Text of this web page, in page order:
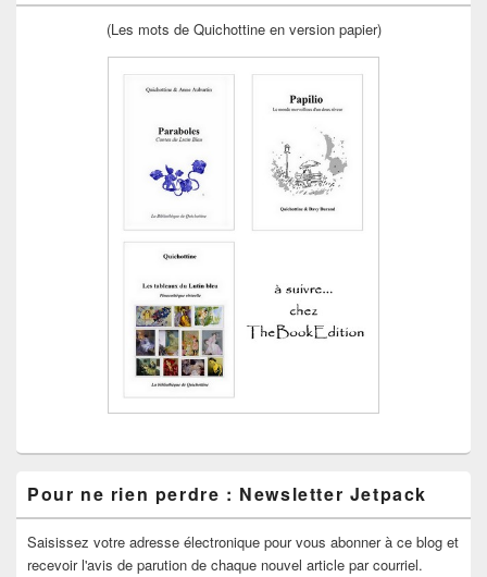
(Les mots de Quichottine en version papier)
Pour ne rien perdre : Newsletter Jetpack
Saisissez votre adresse électronique pour vous abonner à ce blog et
recevoir l'avis de parution de chaque nouvel article par courriel.